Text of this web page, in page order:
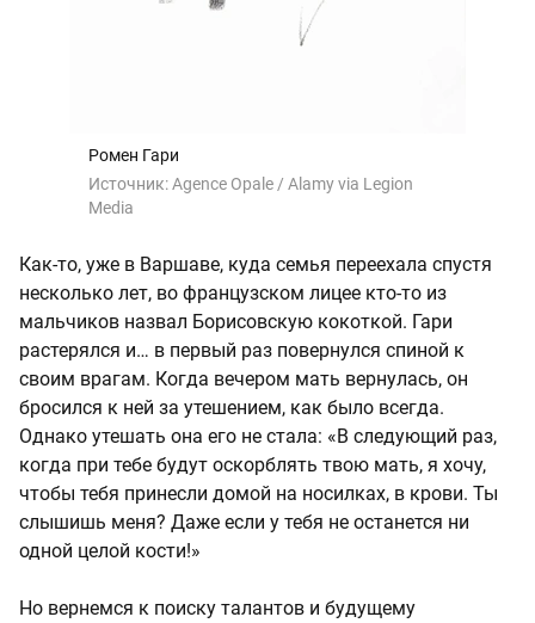
Ромен Гари
Источник:Agence Opale / Alamy via Legion
Media
Как-то, уже в Варшаве, куда семья переехала спустя
несколько лет, во французском лицее кто-то из
мальчиков назвал Борисовскую кокоткой. Гари
растерялся и… в первый раз повернулся спиной к
своим врагам. Когда вечером мать вернулась, он
бросился к ней за утешением, как было всегда.
Однако утешать она его не стала: «В следующий раз,
когда при тебе будут оскорблять твою мать, я хочу,
чтобы тебя принесли домой на носилках, в крови. Ты
слышишь меня? Даже если у тебя не останется ни
одной целой кости!»
Но вернемся к поиску талантов и будущему